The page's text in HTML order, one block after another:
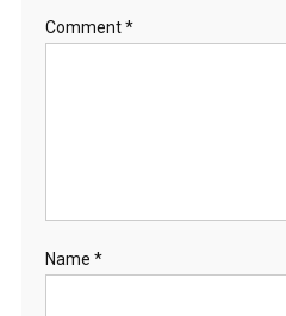
Comment*
Name *